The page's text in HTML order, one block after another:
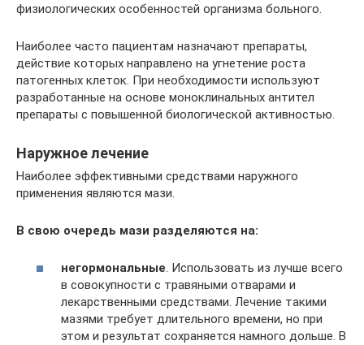
физиологических особенностей организма больного.
Наиболее часто пациентам назначают препараты,
действие которых направлено на угнетение роста
патогенных клеток. При необходимости используют
разработанные на основе моноклинальных антител
препараты с повышенной биологической активностью.
Наружное лечение
Наиболее эффективными средствами наружного
применения являются мази.
В свою очередь мази разделяются на:
негормональные. Использовать из лучше всего
в совокупности с травяными отварами и
лекарственными средствами. Лечение такими
мазями требует длительного времени, но при
этом и результат сохраняется намного дольше. В